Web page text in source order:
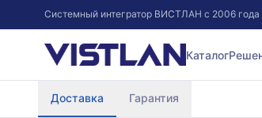
Системный интегратор ВИСТЛАН с 2006
Каталог
Доставка Гарантия